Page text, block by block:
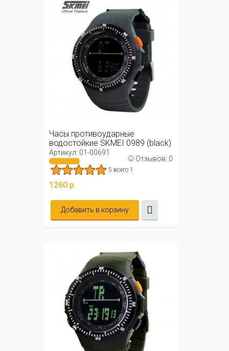
Часы противоударные
водостойкие SKMEI 0989 (black)
Артикул: 01-00691 ☺ Отзывов: 0
5 всего 1
1260 р.
Добавить в корзину